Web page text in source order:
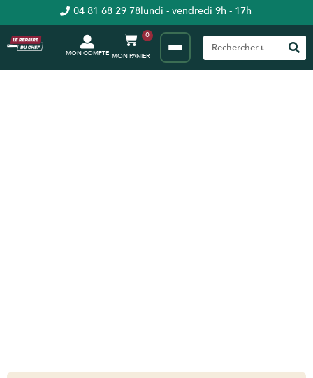
04 81 68 29 78lundi - vendredi 9h - 17h
MON COMPTE
0